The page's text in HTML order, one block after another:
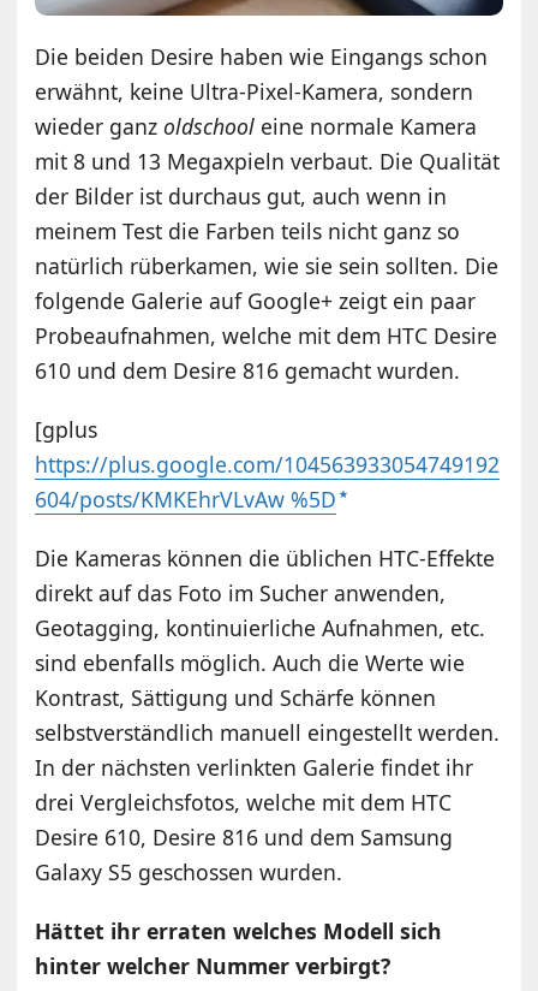
Die beiden Desire haben wie Eingangs schon
erwähnt, keine Ultra-Pixel-Kamera, sondern
wieder ganzoldschool eine normale Kamera
mit 8 und 13 Megaxpieln verbaut. Die Qualität
der Bilder ist durchaus gut, auch wenn in
meinem Test die Farben teils nicht ganz so
natürlich rüberkamen, wie sie sein sollten. Die
folgende Galerie auf Google+ zeigt ein paar
Probeaufnahmen, welche mit dem HTC Desire
610 und dem Desire 816 gemacht wurden.
[gplus
https://plus.google.com/104563933054749192
604/posts/KMKEhrVLvAw %5D
Die Kameras können die üblichen HTC-Effekte
direkt auf das Foto im Sucher anwenden,
Geotagging, kontinuierliche Aufnahmen, etc.
sind ebenfalls möglich. Auch die Werte wie
Kontrast, Sättigung und Schärfe können
selbstverständlich manuell eingestellt werden.
In der nächsten verlinkten Galerie findet ihr
drei Vergleichsfotos, welche mit dem HTC
Desire 610, Desire 816 und dem Samsung
Galaxy S5 geschossen wurden.
Hättet ihr erraten welches Modell sich
hinter welcher Nummer verbirgt?